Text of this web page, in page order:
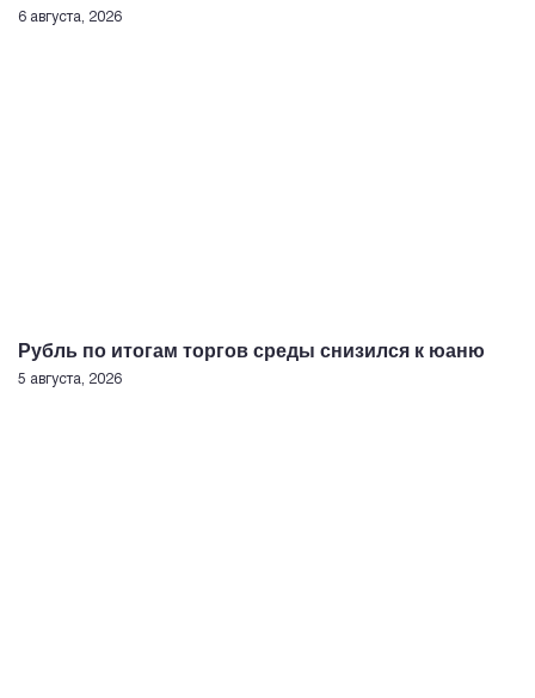
6 августа, 2026
Рубль по итогам торгов среды снизился к юаню
5 августа, 2026